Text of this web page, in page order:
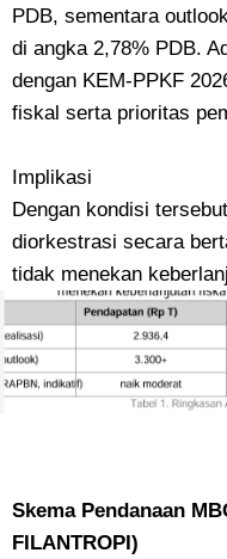
PDB, sementara
di angka 2,78% PDB.
dengan KEM-PPKF
fiskal serta prioritas
Implikasi
Dengan kondisi
diorkestrasi secara
tidak menekan
Skema Pendanaan
FILANTROPI)